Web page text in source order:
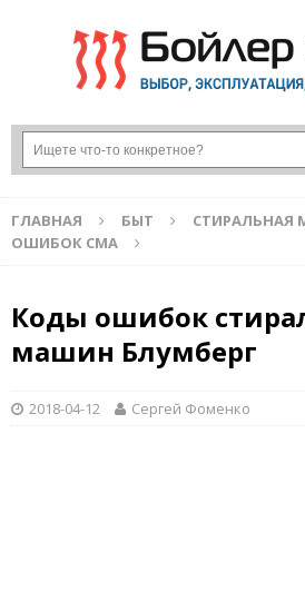
ГЛАВНАЯ БЫТ СТИРАЛЬНАЯ
ОШИБОК СМА
Коды ошибок
машин Блумберг
2018-04-12 Сергей Фоменко